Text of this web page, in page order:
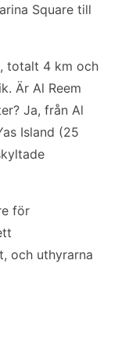
Square till
totalt 4 km och
Är Al Reem
Ja, från Al
Island (25
för
och uthyrarna